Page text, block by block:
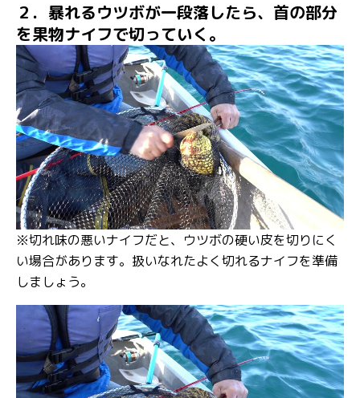
２．暴れるウツボが一段落したら、首の部分
を果物ナイフで切っていく。
※切れ味の悪いナイフだと、ウツボの硬い皮を切りにく
い場合があります。扱いなれたよく切れるナイフを準備
しましょう。